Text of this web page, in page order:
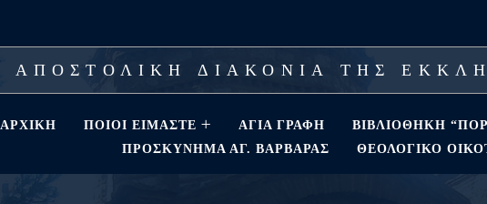
ΑΠΟΣΤΟΛΙΚΗ ΔΙΑΚΟΝΙΑ ΤΗΣ
ΑΡΧΙΚΉ ΠΟΙΟΊ ΕΊΜΑΣΤΕ ΑΓΊΑ ΓΡΑΦΉ ΒΙΒΛΙΟΘΗΚΗ
ΠΡΟΣΚΎΝΗΜΑ ΑΓ. ΒΑΡΒΆΡΑΣ
ΘΕΟΛΟΓΙΚΌ